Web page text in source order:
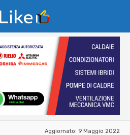
Aggiornato: 9 Maggio 2022